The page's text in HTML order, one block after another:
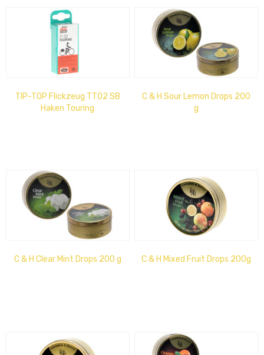
TIP-TOP Flickzeug TT02 SB
Haken Touring
C & H Sour Lemon Drops 200
g
C & H Clear Mint Drops 200 g C & H Mixed Fruit Drops 200g